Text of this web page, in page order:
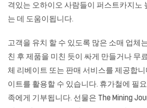
격있는 오하이오 사람들이 퍼스트카지노
는 데 도움이됩니다.
고객을 유치 할 수 있도록 많은 소매 업체
친 후 제품을 미친 듯이 싸게 만들거나 무
체 리베이트 또는 판매 서비스를 제공합니
이트를 활용할 수 있습니다. 휴가철에 필
족에게 기부됩니다. 선물은 The Mining